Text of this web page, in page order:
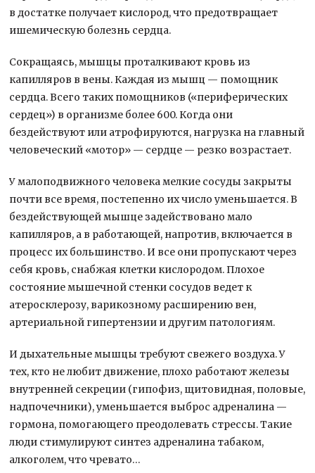
в достатке получает кислород, что предотвращает
ишемическую болезнь сердца.
Сокращаясь, мышцы проталкивают кровь из
капилляров в вены. Каждая из мышц — помощник
сердца. Всего таких помощников («периферических
сердец») в организме более 600. Когда они
бездействуют или атрофируются, нагрузка на главный
человеческий «мотор» — сердце — резко возрастает.
У малоподвижного человека мелкие сосуды закрыты
почти все время, постепенно их число уменьшается. В
бездействующей мышце задействовано мало
капилляров, а в работающей, напротив, включается в
процесс их большинство. И все они пропускают через
себя кровь, снабжая клетки кислородом. Плохое
состояние мышечной стенки сосудов ведет к
атеросклерозу, варикозному расширению вен,
артериальной гипертензии и другим патологиям.
И дыхательные мышцы требуют свежего воздуха. У
тех, кто не любит движение, плохо работают железы
внутренней секреции (гипофиз, щитовидная, половые,
надпочечники), уменьшается выброс адреналина —
гормона, помогающего преодолевать стрессы. Такие
люди стимулируют синтез адреналина табаком,
алкоголем, что чревато…